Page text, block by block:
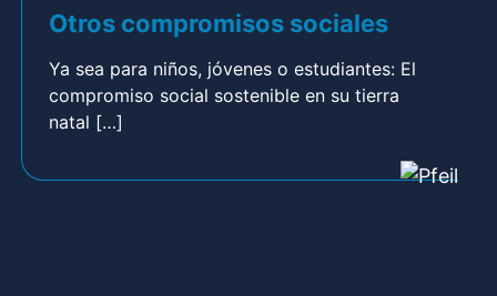
Otros compromisos sociales
Ya sea para niños, jóvenes o estudiantes: El
compromiso social sostenible en su tierra
natal […]